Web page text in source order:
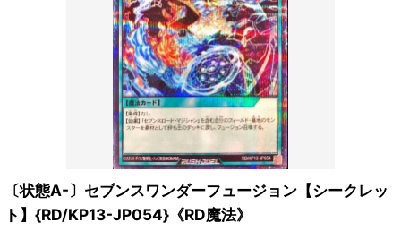
〔状態A-〕セブンスワンダーフュージョン【シークレッ
ト】{RD/KP13-JP054}《RD魔法》